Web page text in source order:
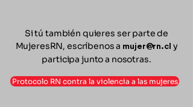
Si tú también quieres ser parte de
MujeresRN, escríbenos a mujer@rn.cl y
participa junto a nosotras.
Protocolo RN contra la violencia a las mujeres